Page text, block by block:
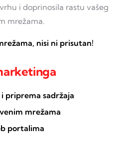
i doprinosila rastu vašeg
mrežama.
nisi ni prisutan!
priprema sadržaja
mrežama
portalima